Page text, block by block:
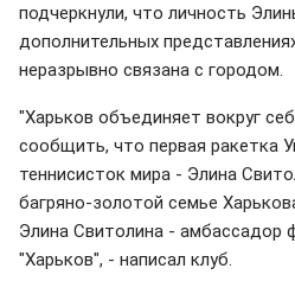
подчеркнули, что личность
дополнительных
неразрывно связана с городом.
"Харьков объединяет вокруг
сообщить, что первая ракетка
теннисисток мира - Элина
багряно-золотой семье
Элина Свитолина - амбассадор
"Харьков", - написал клуб.